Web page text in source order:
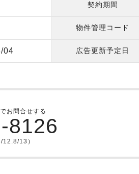
契約期間
物件管理コード
04 広告更新予定日
お問合せする
8126
13）